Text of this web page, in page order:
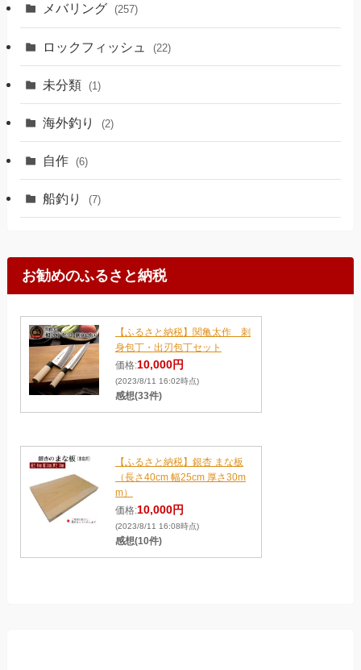
メバリング (257)
ロックフィッシュ (22)
未分類 (1)
海外釣り (2)
自作 (6)
船釣り (7)
お勧めのふるさと納税
【ふるさと納税】関亀太作 刺
身包丁・出刃包丁セット
価格:10,000円
(2023/8/11 16:02時点)
感想(33件)
【ふるさと納税】銀杏 まな板
（長さ40cm 幅25cm 厚さ30m
m）
価格:10,000円
(2023/8/11 16:08時点)
感想(10件)